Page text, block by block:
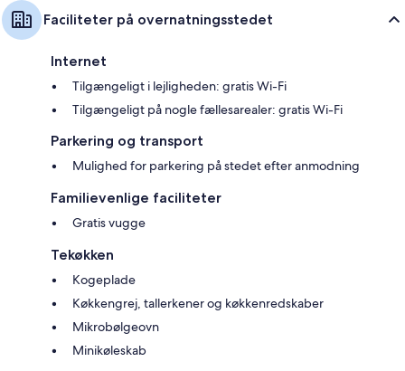
Faciliteter på overnatningsstedet
Internet
Tilgængeligt i lejligheden: gratis Wi-Fi
Tilgængeligt på nogle fællesarealer: gratis Wi-Fi
Parkering og transport
Mulighed for parkering på stedet efter anmodning
Familievenlige faciliteter
Gratis vugge
Tekøkken
Kogeplade
Køkkengrej, tallerkener og køkkenredskaber
Mikrobølgeovn
Minikøleskab